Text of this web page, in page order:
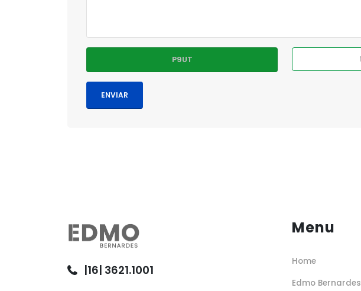
|16| 3621.1001
Menu
Home
Edmo Bernardes